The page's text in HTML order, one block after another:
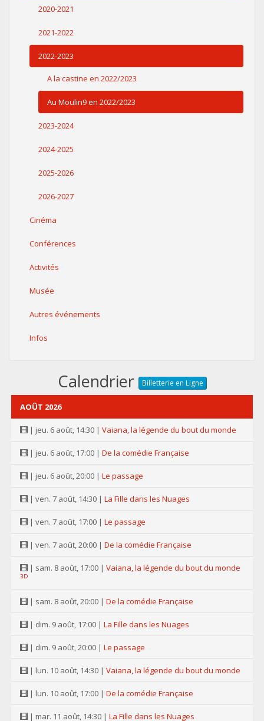
2020-2021
2021-2022
2022-2023
A la castine en 2022/2023
Au Moulin9 en 2022/2023
2023-2024
2024-2025
2025-2026
2026-2027
Cinéma
Conférences
Activités
Musée
Autres événements
Infos
Calendrier Billetterie en Ligne
AOÛT 2026
| jeu. 6 août, 14:30 | Vaiana, la légende du bout du monde
| jeu. 6 août, 17:00 | De la comédie Française
| jeu. 6 août, 20:00 | Le passage
| ven. 7 août, 14:30 | La Fille dans les Nuages
| ven. 7 août, 17:00 | Le passage
| ven. 7 août, 20:00 | De la comédie Française
| sam. 8 août, 17:00 | Vaiana, la légende du bout du monde
3D
| sam. 8 août, 20:00 | De la comédie Française
| dim. 9 août, 17:00 | La Fille dans les Nuages
| dim. 9 août, 20:00 | Le passage
| lun. 10 août, 14:30 | Vaiana, la légende du bout du monde
| lun. 10 août, 17:00 | De la comédie Française
| mar. 11 août, 14:30 | La Fille dans les Nuages